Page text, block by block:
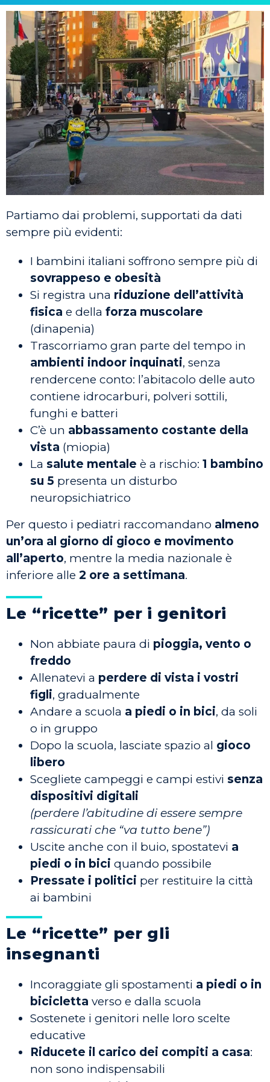
Partiamo dai problemi, supportati da dati
sempre più evidenti:
I bambini italiani soffrono sempre più di
sovrappeso e obesità
Si registra una riduzione dell’attività
fisica e della forza muscolare
(dinapenia)
Trascorriamo gran parte del tempo in
ambienti indoor inquinati, senza
rendercene conto: l’abitacolo delle auto
contiene idrocarburi, polveri sottili,
funghi e batteri
C’è un abbassamento costante della
vista (miopia)
La salute mentale è a rischio: 1 bambino
su 5 presenta un disturbo
neuropsichiatrico
Per questo i pediatri raccomandano almeno
un’ora al giorno di gioco e movimento
all’aperto, mentre la media nazionale è
inferiore alle 2 ore a settimana.
Le “ricette” per i genitori
Non abbiate paura di pioggia, vento o
freddo
Allenatevi a perdere di vista i vostri
figli, gradualmente
Andare a scuola a piedi o in bici, da soli
o in gruppo
Dopo la scuola, lasciate spazio al gioco
libero
Scegliete campeggi e campi estivi senza
dispositivi digitali
(perdere l’abitudine di essere sempre
rassicurati che “va tutto bene”)
Uscite anche con il buio, spostatevi a
piedi o in bici quando possibile
Pressate i politici per restituire la città
ai bambini
Le “ricette” per gli
insegnanti
Incoraggiate gli spostamenti a piedi o in
bicicletta verso e dalla scuola
Sostenete i genitori nelle loro scelte
educative
Riducete il carico dei compiti a casa:
non sono indispensabili